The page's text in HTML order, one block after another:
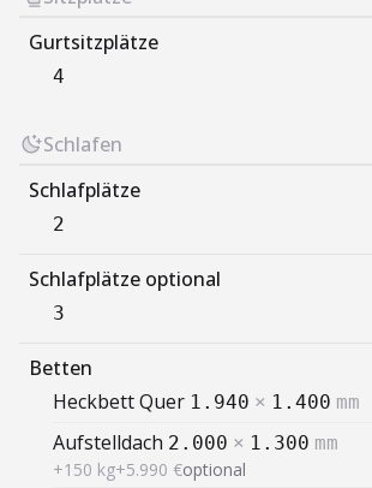
Gurtsitzplätze
4
Schlafen
Schlafplätze
2
Schlafplätze optional
3
Betten
Heckbett Quer 1.940 × 1.400 mm
Aufstelldach 2.000 × 1.300 mm
+150 kg+5.990 €optional